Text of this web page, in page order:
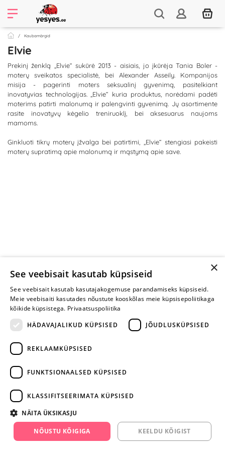
Kaubamärgid
Elvie
Prekinį ženklą „Elvie“ sukūrė 2013 - aisiais, jo įkūrėja Tania Boler -
moterų sveikatos specialistė, bei Alexander Asseily. Kompanijos
misija - pagerinti moters seksualinį gyvenimą, pasitelkiant
inovatyvias technologijas. „Elvie“ kuria produktus, norėdami padėti
moterims patirti malonumą ir palengvinti gyvenimą. Jų asortimente
rasite inovatyvų kėgelio treniruoklį, bei aksesuarus naujoms
mamoms.
Ginkluoti tikrų moterų įžvalga bei patirtimi, „Elvie“ stengiasi pakeisti
moterų supratimą apie malonumą ir mąstymą apie save.
facebook.com/yesyes.ee
Instagram/yesyes.ee
×
See veebisait kasutab küpsiseid
See veebisait kasutab kasutajakogemuse parandamiseks küpsiseid.
Meie veebisaiti kasutades nõustute kooskõlas meie küpsisepoliitikaga
kõikide küpsistega. Privaatsuspoliitika
HÄDAVAJALIKUD KÜPSISED
JÕUDLUSKÜPSISED
REKLAAMKÜPSISED
FUNKTSIONAALSED KÜPSISED
KLASSIFITSEERIMATA KÜPSISED
NÄITA ÜKSIKASJU
NÕUSTU KÕIGIGA KEELDU KÕIGIST